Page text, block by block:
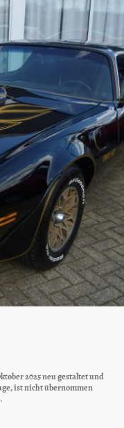
2025 neu gestaltet und
ist nicht übernommen